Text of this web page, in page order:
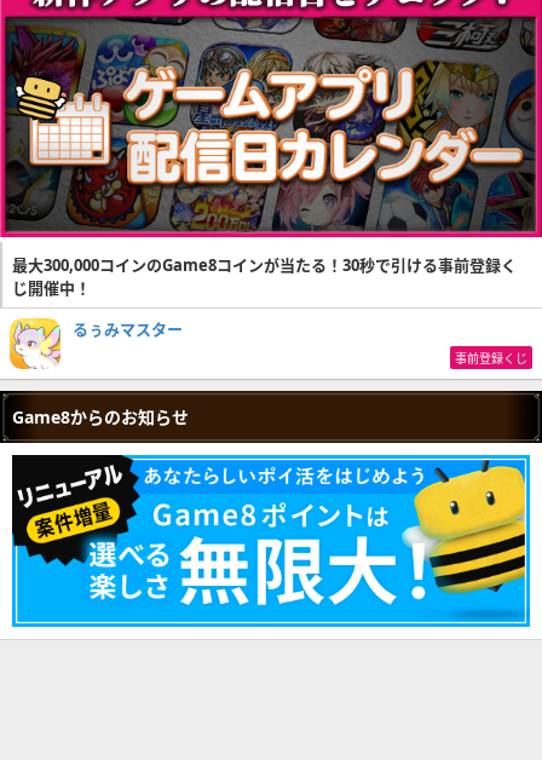
最大300,000コインのGame8コインが当たる！30秒で引ける事前登録く
じ開催中！
るぅみマスター
事前登録くじ
Game8からのお知らせ